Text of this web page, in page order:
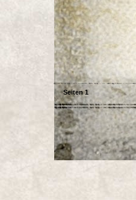
Seiten 1